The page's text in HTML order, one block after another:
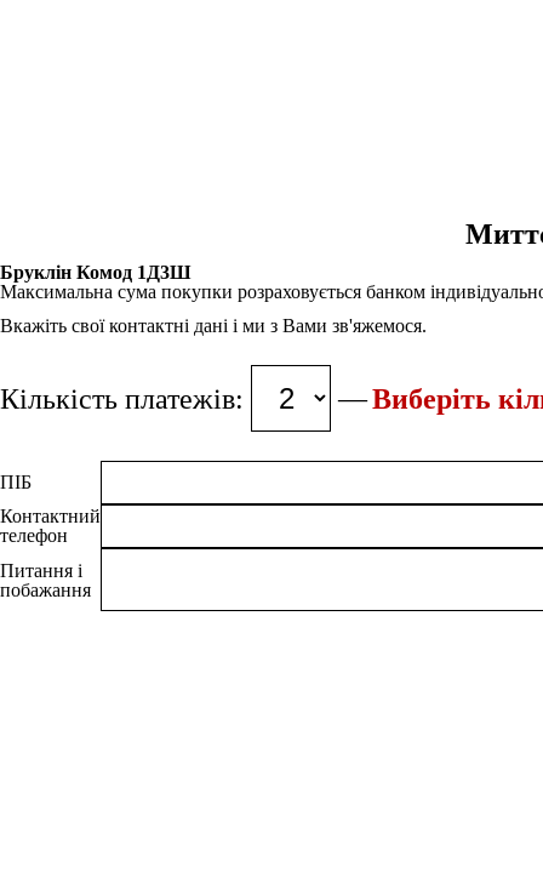
Бруклін Комод 1Д3Ш
Максимальна сума покупки розраховується банком
Вкажіть свої контактні дані і ми з Вами зв'яжемося.
Кількість платежів: Виберіть
ПІБ
Контактний
телефон
Питання і
побажання